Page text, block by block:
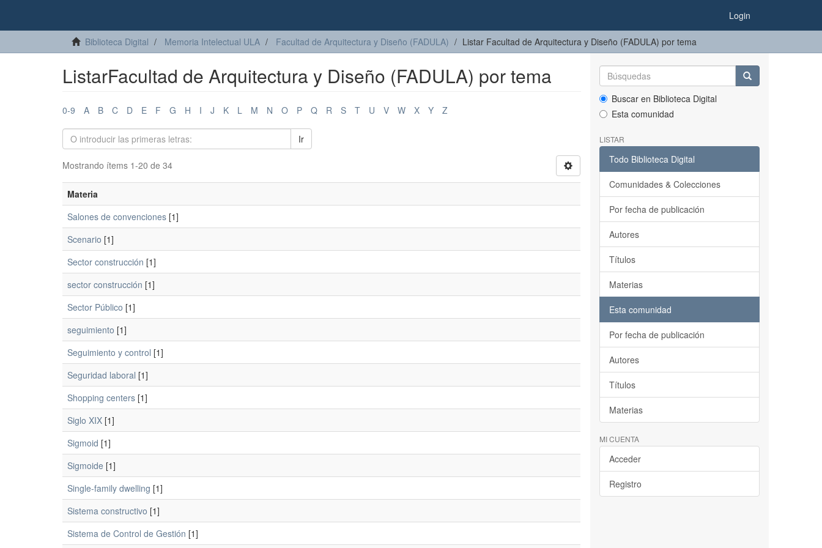
Login
Biblioteca Digital Memoria Intelectual ULA Facultad de Arquitectura y Diseño (FADULA) Listar Facultad de Arquitectura y Diseño (FADULA) por tema
ListarFacultad de Arquitectura y Diseño (FADULA) por tema
0-9 A B C D E F G H I J K L M N O P Q R S T U V W X Y Z
Ir
Mostrando ítems 1-20 de 34
Materia
Salones de convenciones [1]
Scenario [1]
Sector construcción [1]
sector construcción [1]
Sector Público [1]
seguimiento [1]
Seguimiento y control [1]
Seguridad laboral [1]
Shopping centers [1]
Siglo XIX [1]
Sigmoid [1]
Sigmoide [1]
Single-family dwelling [1]
Sistema constructivo [1]
Sistema de Control de Gestión [1]
Buscar en Biblioteca Digital
Esta comunidad
LISTAR
Todo Biblioteca Digital
Comunidades & Colecciones
Por fecha de publicación
Autores
Títulos
Materias
Esta comunidad
Por fecha de publicación
Autores
Títulos
Materias
MI CUENTA
Acceder
Registro